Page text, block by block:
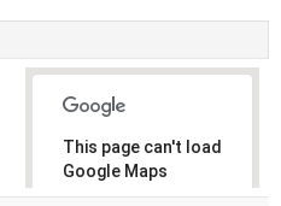
This page can't load
Google Maps
correctly.